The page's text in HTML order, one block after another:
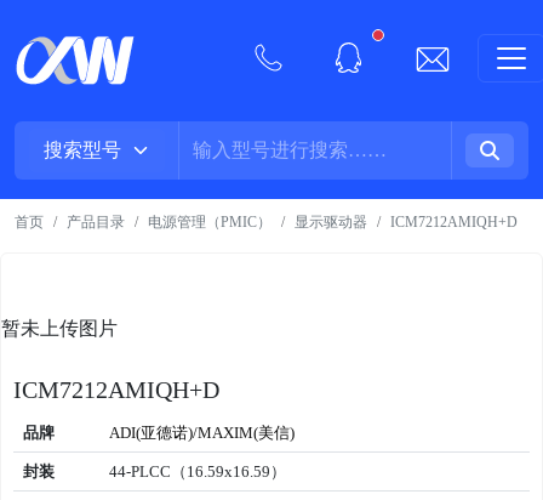
New alerts
首页 产品目录 电源管理（PMIC） 显示驱动器 ICM7212AMIQH+D
暂未上传图片
ICM7212AMIQH+D
品牌 ADI(亚德诺)/MAXIM(美信)
封装 44-PLCC（16.59x16.59）